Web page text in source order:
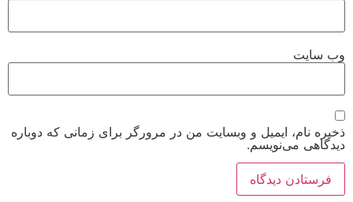
وب‌ سایت
ذخیره نام، ایمیل و وبسایت من در مرورگر برای زمانی که دوباره
دیدگاهی می‌نویسم.